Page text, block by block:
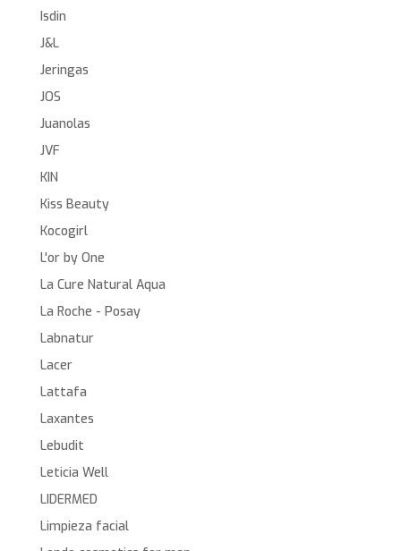
Isdin
J&L
Jeringas
JOS
Juanolas
JVF
KIN
Kiss Beauty
Kocogirl
L'or by One
La Cure Natural Aqua
La Roche - Posay
Labnatur
Lacer
Lattafa
Laxantes
Lebudit
Leticia Well
LIDERMED
Limpieza facial